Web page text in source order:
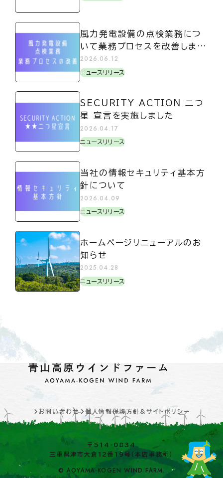
風力発電設備の点検業務につ
いて業務プロセスを改善しまし
た
2026.06.12
ニュースリリース
SECURITY ACTION 二つ
星 宣言を実施しました
2026.04.17
ニュースリリース
当社の情報セキュリティ基本方
針について
2026.04.09
ニュースリリース
ホームページリニューアルのお
知らせ
2025.04.28
ニュースリリース
お問い合わせ 個人情報保護方針&サイトポリシー
〒514-0834
三重県津市大倉12番19号（本店事務所）
© AOYAMA-KOGEN WIND FARM.